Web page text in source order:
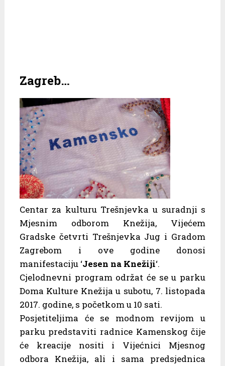
Zagreb…
Centar za kulturu Trešnjevka u suradnji s
Mjesnim odborom Knežija, Vijećem
Gradske četvrti Trešnjevka Jug i Gradom
Zagrebom i ove godine donosi
manifestaciju ‘Jesen na Knežiji‘.
Cjelodnevni program održat će se u parku
Doma Kulture Knežija u subotu, 7. listopada
2017. godine, s početkom u 10 sati.
Posjetiteljima će se modnom revijom u
parku predstaviti radnice Kamenskog čije
će kreacije nositi i Vijećnici Mjesnog
odbora Knežija, ali i sama predsjednica